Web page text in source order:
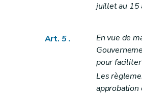
juillet au 15
Art. 5.
En vue de
pour
Les
approbation